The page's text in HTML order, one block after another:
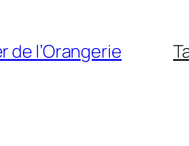
de l’Orangerie